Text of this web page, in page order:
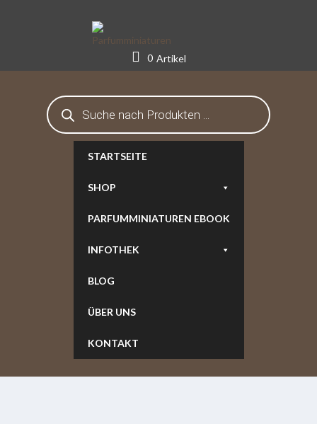
0 Artikel
STARTSEITE
SHOP
PARFUMMINIATUREN EBOOK
INFOTHEK
BLOG
ÜBER UNS
KONTAKT
Products
search